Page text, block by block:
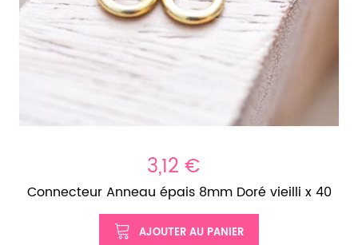
3,12 €
Connecteur Anneau épais 8mm Doré vieilli x 40
AJOUTER AU PANIER